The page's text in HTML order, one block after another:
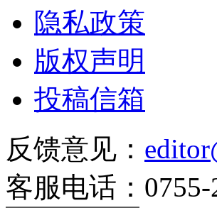
隐私政策
版权声明
投稿信箱
反馈意见：
客服电话：0755-